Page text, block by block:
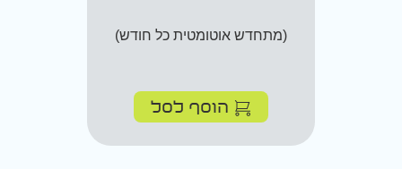
(מתחדש אוטומטית כל חודש)
הוסף לסל